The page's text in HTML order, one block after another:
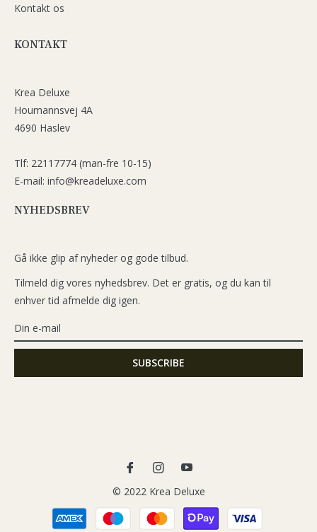
Kontakt os
KONTAKT
Krea Deluxe
Houmannsvej 4A
4690 Haslev
Tlf: 22117774 (man-fre 10-15)
E-mail: info@kreadeluxe.com
NYHEDSBREV
Gå ikke glip af nyheder og gode tilbud.
Tilmeld dig vores nyhedsbrev. Det er gratis, og du kan til
enhver tid afmelde dig igen.
Ins
You
© 2022 Krea Deluxe